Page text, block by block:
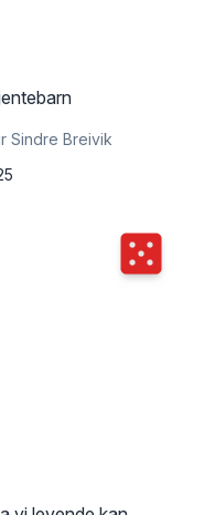
Sindre Breivik